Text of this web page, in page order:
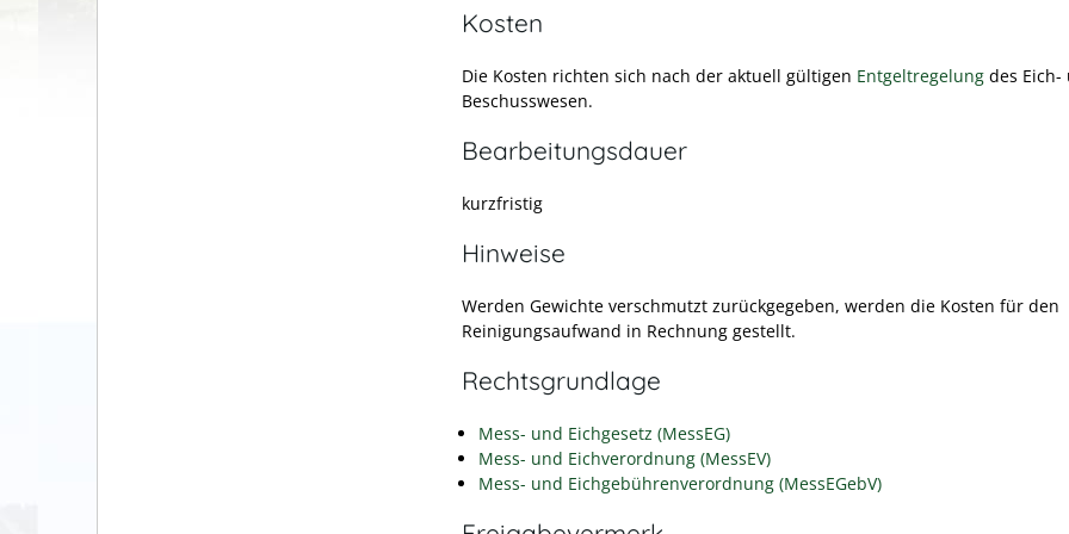
Kosten
Die Kosten richten sich nach der aktuell gültigen Entgeltregelung des Eich-
Beschusswesen.
Bearbeitungsdauer
kurzfristig
Hinweise
Werden Gewichte verschmutzt zurückgegeben, werden die Kosten für den
Reinigungsaufwand in Rechnung gestellt.
Rechtsgrundlage
Mess- und Eichgesetz (MessEG)
Mess- und Eichverordnung (MessEV)
Mess- und Eichgebührenverordnung (MessEGebV)